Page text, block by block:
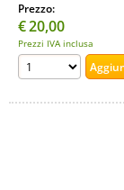
Prezzo:
€20,00
Prezzi IVA inclusa